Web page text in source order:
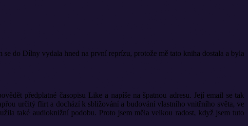
do Dílny vydala hned na první reprízu, protože mě tato kniha dostala a byla
předplatné časopisu Like a napíše na špatnou adresu. Její email se tak
určitý flirt a dochází k sbližování a budování vlastního vnitřního světa, ve
také audioknižní podobu. Proto jsem měla velkou radost, když jsem tuto